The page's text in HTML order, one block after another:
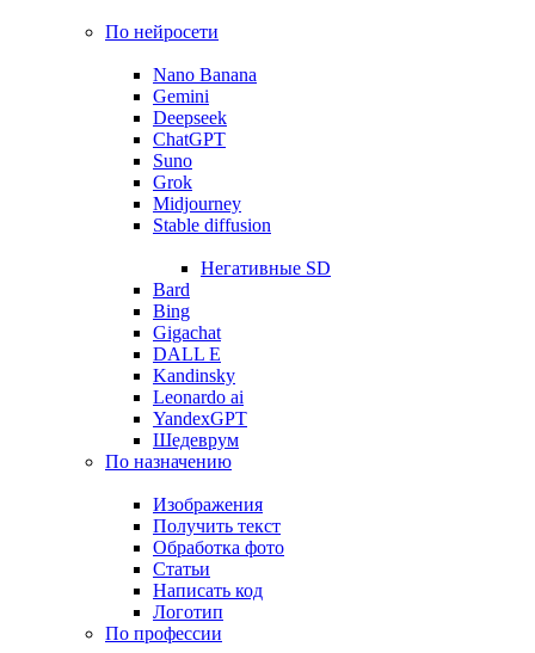
По нейросети
Nano Banana
Gemini
Deepseek
ChatGPT
Suno
Grok
Midjourney
Stable diffusion
Негативные SD
Bard
Bing
Gigachat
DALL E
Kandinsky
Leonardo ai
YandexGPT
Шедеврум
По назначению
Изображения
Получить текст
Обработка фото
Статьи
Написать код
Логотип
По профессии